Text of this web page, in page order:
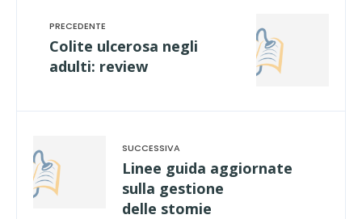
Colite ulcerosa negli
adulti: review
Linee guida aggiornate
sulla gestione
delle stomie